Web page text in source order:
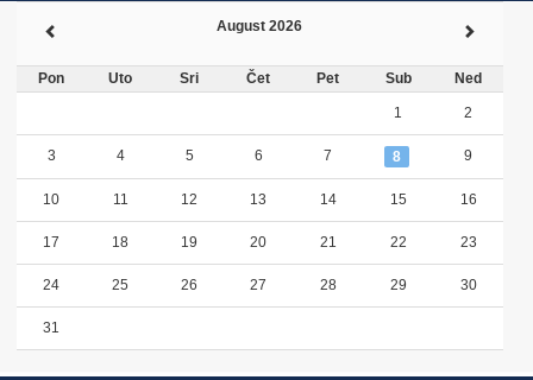
August 2026
Pon Uto Sri Čet Pet Sub Ned
1 2
3 4 5 6 7 8 9
10 11 12 13 14 15 16
17 18 19 20 21 22 23
24 25 26 27 28 29 30
31